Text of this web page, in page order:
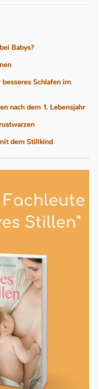
Babys?
besseres Schlafen im
nach dem 1. Lebensjahr
dem Stillkind